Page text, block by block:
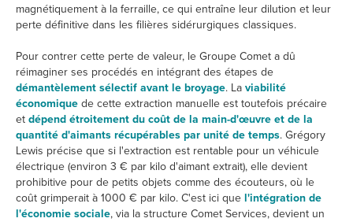
magnétiquement à la ferraille, ce qui entraîne leur dilution et leur
perte définitive dans les filières sidérurgiques classiques.
Pour contrer cette perte de valeur, le Groupe Comet a dû
réimaginer ses procédés en intégrant des étapes de
démantèlement sélectif avant le broyage. La viabilité
économique de cette extraction manuelle est toutefois précaire
et dépend étroitement du coût de la main-d'œuvre et de la
quantité d'aimants récupérables par unité de temps. Grégory
Lewis précise que si l'extraction est rentable pour un véhicule
électrique (environ 3 € par kilo d'aimant extrait), elle devient
prohibitive pour de petits objets comme des écouteurs, où le
coût grimperait à 1000 € par kilo. C'est ici que l'intégration de
l'économie sociale, via la structure Comet Services, devient un